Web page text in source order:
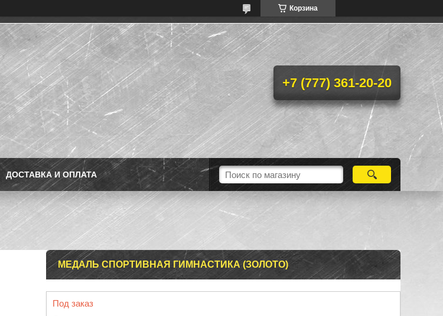
Корзина
+7 (777) 361-20-20
ДОСТАВКА И ОПЛАТА
МЕДАЛЬ СПОРТИВНАЯ ГИМНАСТИКА (ЗОЛОТО)
Под заказ